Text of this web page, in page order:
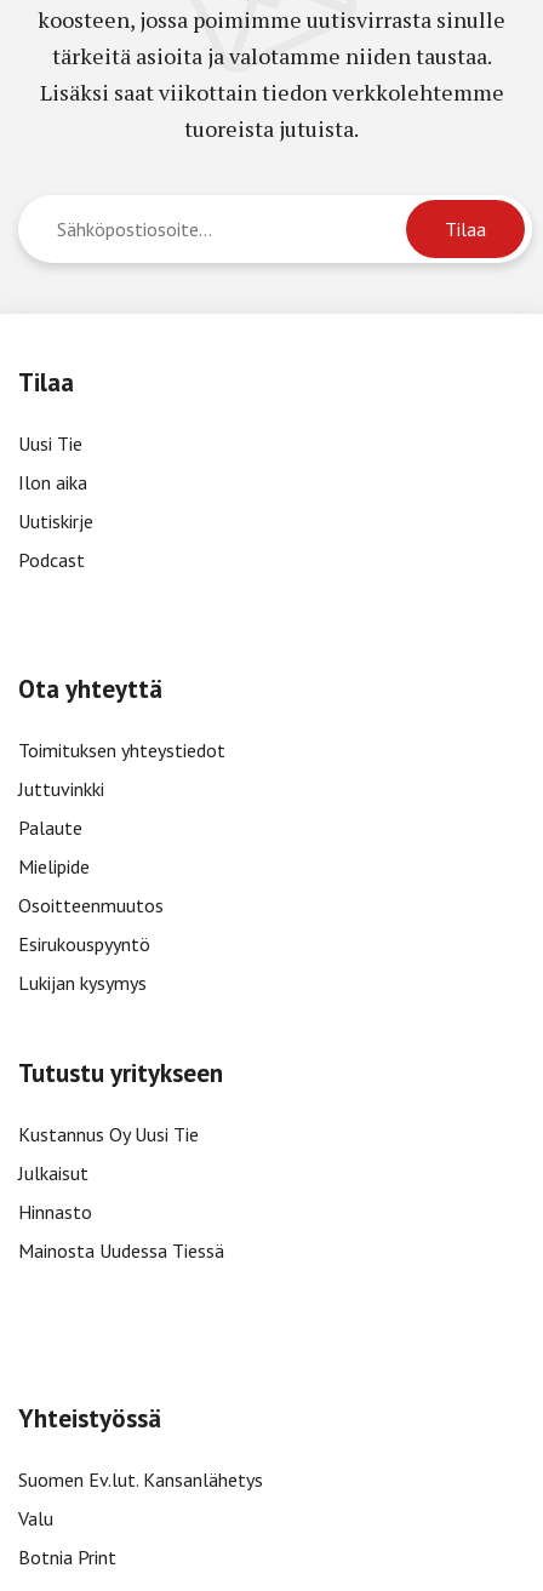
koosteen, jossa poimimme uutisvirrasta sinulle
tärkeitä asioita ja valotamme niiden taustaa.
Lisäksi saat viikottain tiedon verkkolehtemme
tuoreista jutuista.
Tilaa
Uusi Tie
Ilon aika
Uutiskirje
Podcast
Ota yhteyttä
Toimituksen yhteystiedot
Juttuvinkki
Palaute
Mielipide
Osoitteenmuutos
Esirukouspyyntö
Lukijan kysymys
Tutustu yritykseen
Kustannus Oy Uusi Tie
Julkaisut
Hinnasto
Mainosta Uudessa Tiessä
Yhteistyössä
Suomen Ev.lut. Kansanlähetys
Valu
Botnia Print